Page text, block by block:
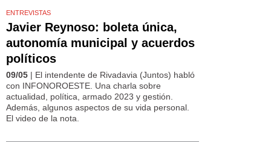
ENTREVISTAS
Javier Reynoso: boleta única,
autonomía municipal y acuerdos
políticos
09/05 | El intendente de Rivadavia (Juntos) habló
con INFONOROESTE. Una charla sobre
actualidad, política, armado 2023 y gestión.
Además, algunos aspectos de su vida personal.
El video de la nota.